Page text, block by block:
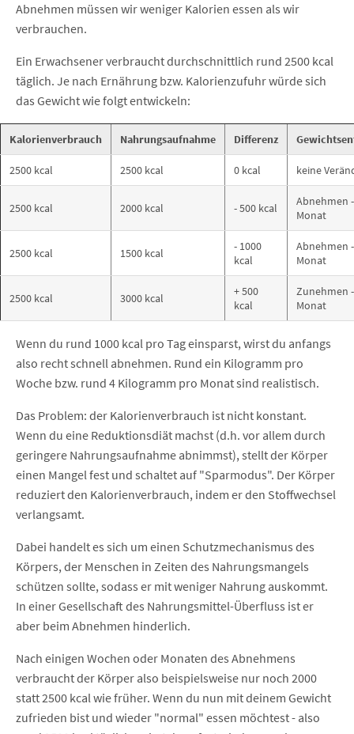
Abnehmen müssen wir weniger Kalorien essen als wir
verbrauchen.
Ein Erwachsener verbraucht durchschnittlich rund 2500 kcal
täglich. Je nach Ernährung bzw. Kalorienzufuhr würde sich
das Gewicht wie folgt entwickeln:
Kalorienverbrauch Nahrungsaufnahme Differenz
2500 kcal 2500 kcal 0 kcal keine
2500 kcal 2000 kcal - 500 kcal
Abnehmen
Monat
2500 kcal 1500 kcal
- 1000
kcal
Abnehmen
Monat
2500 kcal 3000 kcal
+ 500
kcal
Zunehmen
Monat
Wenn du rund 1000 kcal pro Tag einsparst, wirst du anfangs
also recht schnell abnehmen. Rund ein Kilogramm pro
Woche bzw. rund 4 Kilogramm pro Monat sind realistisch.
Das Problem: der Kalorienverbrauch ist nicht konstant.
Wenn du eine Reduktionsdiät machst (d.h. vor allem durch
geringere Nahrungsaufnahme abnimmst), stellt der Körper
einen Mangel fest und schaltet auf "Sparmodus". Der Körper
reduziert den Kalorienverbrauch, indem er den Stoffwechsel
verlangsamt.
Dabei handelt es sich um einen Schutzmechanismus des
Körpers, der Menschen in Zeiten des Nahrungsmangels
schützen sollte, sodass er mit weniger Nahrung auskommt.
In einer Gesellschaft des Nahrungsmittel-Überfluss ist er
aber beim Abnehmen hinderlich.
Nach einigen Wochen oder Monaten des Abnehmens
verbraucht der Körper also beispielsweise nur noch 2000
statt 2500 kcal wie früher. Wenn du nun mit deinem Gewicht
zufrieden bist und wieder "normal" essen möchtest - also